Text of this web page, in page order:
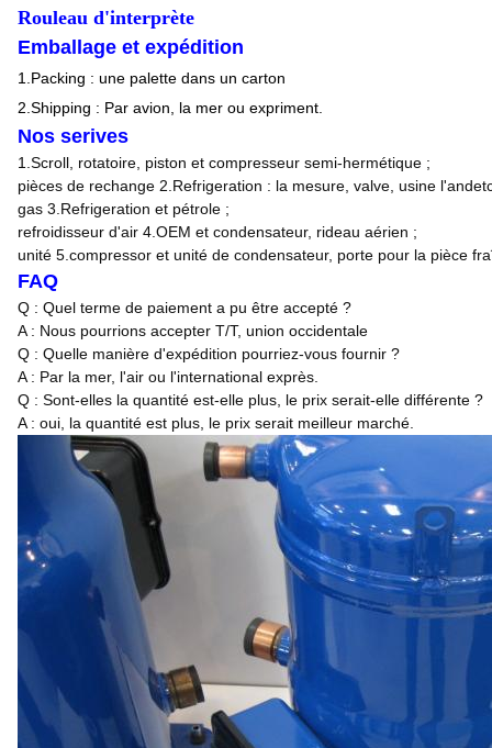
Rouleau d'interprète
Emballage et expédition
1.Packing : une palette dans un carton
2.Shipping : Par avion, la mer ou expriment.
Nos serives
1.Scroll, rotatoire, piston et compresseur semi-hermétique ;
pièces de rechange 2.Refrigeration : la mesure, valve, usine
gas 3.Refrigeration et pétrole ;
refroidisseur d'air 4.OEM et condensateur, rideau aérien ;
unité 5.compressor et unité de condensateur, porte pour la pièce
FAQ
Q : Quel terme de paiement a pu être accepté ?
A : Nous pourrions accepter T/T, union occidentale
Q : Quelle manière d'expédition pourriez-vous fournir ?
A : Par la mer, l'air ou l'international exprès.
Q : Sont-elles la quantité est-elle plus, le prix serait-elle différente ?
A : oui, la quantité est plus, le prix serait meilleur marché.